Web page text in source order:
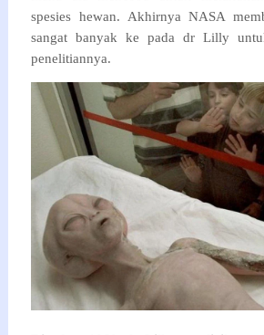
spesies hewan. Akhirnya NASA
sangat banyak ke pada dr Lilly
penelitiannya.